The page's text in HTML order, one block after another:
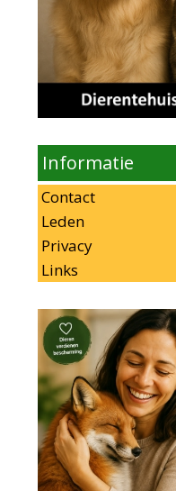
Informatie
Contact
Leden
Privacy
Links